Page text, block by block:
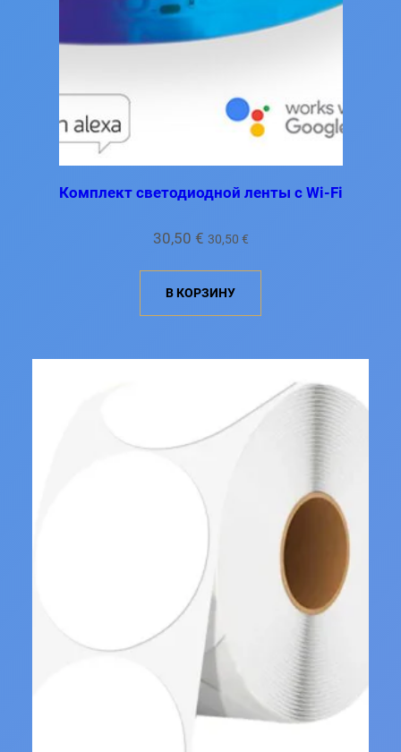
Комплект светодиодной ленты с Wi-Fi
30,50 € 30,50 €
В КОРЗИНУ